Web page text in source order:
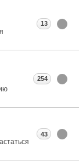
13
254
43